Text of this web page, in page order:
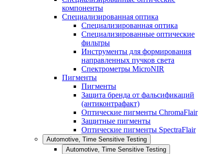
компоненты
Специализированная оптика
Специализированная оптика
Специализированные оптические
фильтры
Инструменты для формирования
направленных пучков света
Спектрометры MicroNIR
Пигменты
Пигменты
Защита бренда от фальсификаций
(антиконтрафакт)
Оптические пигменты ChromaFlair
Защитные пигменты
Оптические пигменты SpectraFlair
Automotive, Time Sensitive Testing
Automotive, Time Sensitive Testing